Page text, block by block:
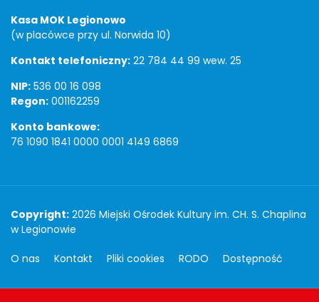
Kasa MOK Legionowo
(w placówce przy ul. Norwida 10)
Kontakt telefoniczny: 22 784 44 99 wew. 25
NIP: 536 00 16 098
Regon: 001162259
Konto bankowe:
76 1090 1841 0000 0001 4149 6869
Copyright
Copyright: 2026 Miejski Ośrodek Kultury im. CH. S. Chaplina
w Legionowie
O nas Kontakt Pliki cookies RODO Dostępność